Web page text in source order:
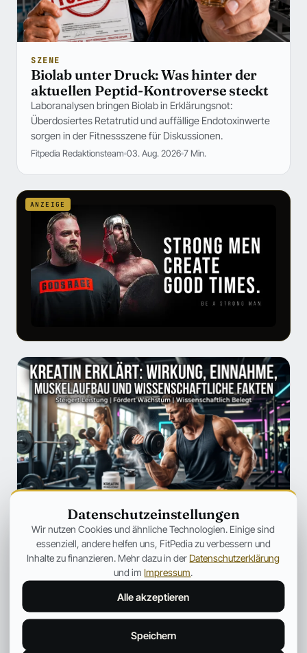
SZENE
Biolab unter Druck: Was hinter der
aktuellen Peptid-Kontroverse steckt
Laboranalysen bringen Biolab in Erklärungsnot:
Überdosiertes Retatrutid und auffällige Endotoxinwerte
sorgen in der Fitnessszene für Diskussionen.
Fitpedia Redaktionsteam 03. Aug. 2026 7 Min.
ANZEIGE
SUPPLEMENTS
Kreatin erklärt: Wirkung, Einnahme,
Muskelaufbau und wissenschaftliche
Informationen über Kreatin dar. Erklärt werden: Wirkung,
Einnahme, Muskelaufbau und wissenschaftliche Fakten
03. Aug. 2026 34 Min.
Datenschutzeinstellungen
Wir nutzen Cookies und ähnliche Technologien. Einige sind
essenziell, andere helfen uns, FitPedia zu verbessern und
Inhalte zu finanzieren. Mehr dazu in der Datenschutzerklärung
und im Impressum.
Alle akzeptieren
Speichern